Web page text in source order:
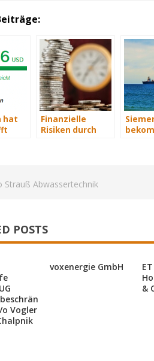
hat
Finanzielle
Risiken durch
Strauß Abwassertechnik
POSTS
o Vogler
voxenergie GmbH
&